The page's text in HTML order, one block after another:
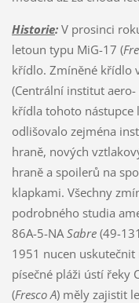
Historie:V prosinci
letoun typu MiG-17 (
křídlo. Zmíněné křídlo
(Centrální institut
křídla tohoto nástupce
odlišovalo zejména
hraně, nových
hraně a spoilerů na
klapkami. Všechny
podrobného studia
86A-5-NA Sabre(49-
1951 nucen uskutečnit
písečné pláži ústí řeky
(Fresco A) měly zajistit